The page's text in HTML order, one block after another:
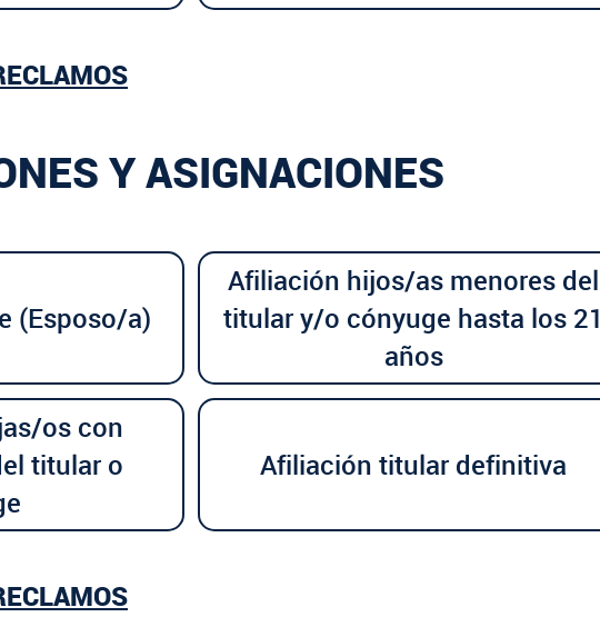
Y ASIGNACIONES
(Esposo/a)
Afiliación hijos/as menores del
titular y/o cónyuge hasta los 21
años
os con
titular o
Afiliación titular definitiva